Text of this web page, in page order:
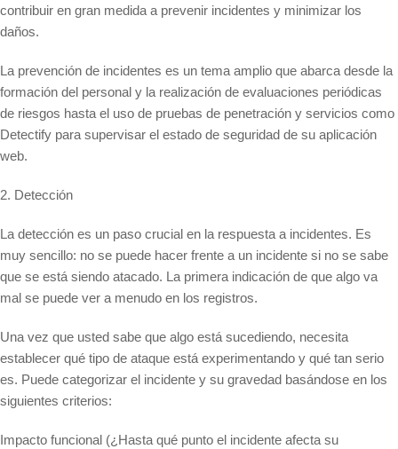
contribuir en gran medida a prevenir incidentes y minimizar los
daños.
La prevención de incidentes es un tema amplio que abarca desde la
formación del personal y la realización de evaluaciones periódicas
de riesgos hasta el uso de pruebas de penetración y servicios como
Detectify para supervisar el estado de seguridad de su aplicación
web.
2. Detección
La detección es un paso crucial en la respuesta a incidentes. Es
muy sencillo: no se puede hacer frente a un incidente si no se sabe
que se está siendo atacado. La primera indicación de que algo va
mal se puede ver a menudo en los registros.
Una vez que usted sabe que algo está sucediendo, necesita
establecer qué tipo de ataque está experimentando y qué tan serio
es. Puede categorizar el incidente y su gravedad basándose en los
siguientes criterios:
Impacto funcional (¿Hasta qué punto el incidente afecta su